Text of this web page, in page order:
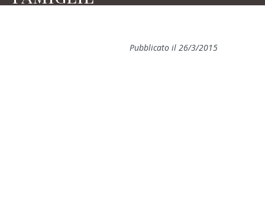
Pubblicato il 26/3/2015